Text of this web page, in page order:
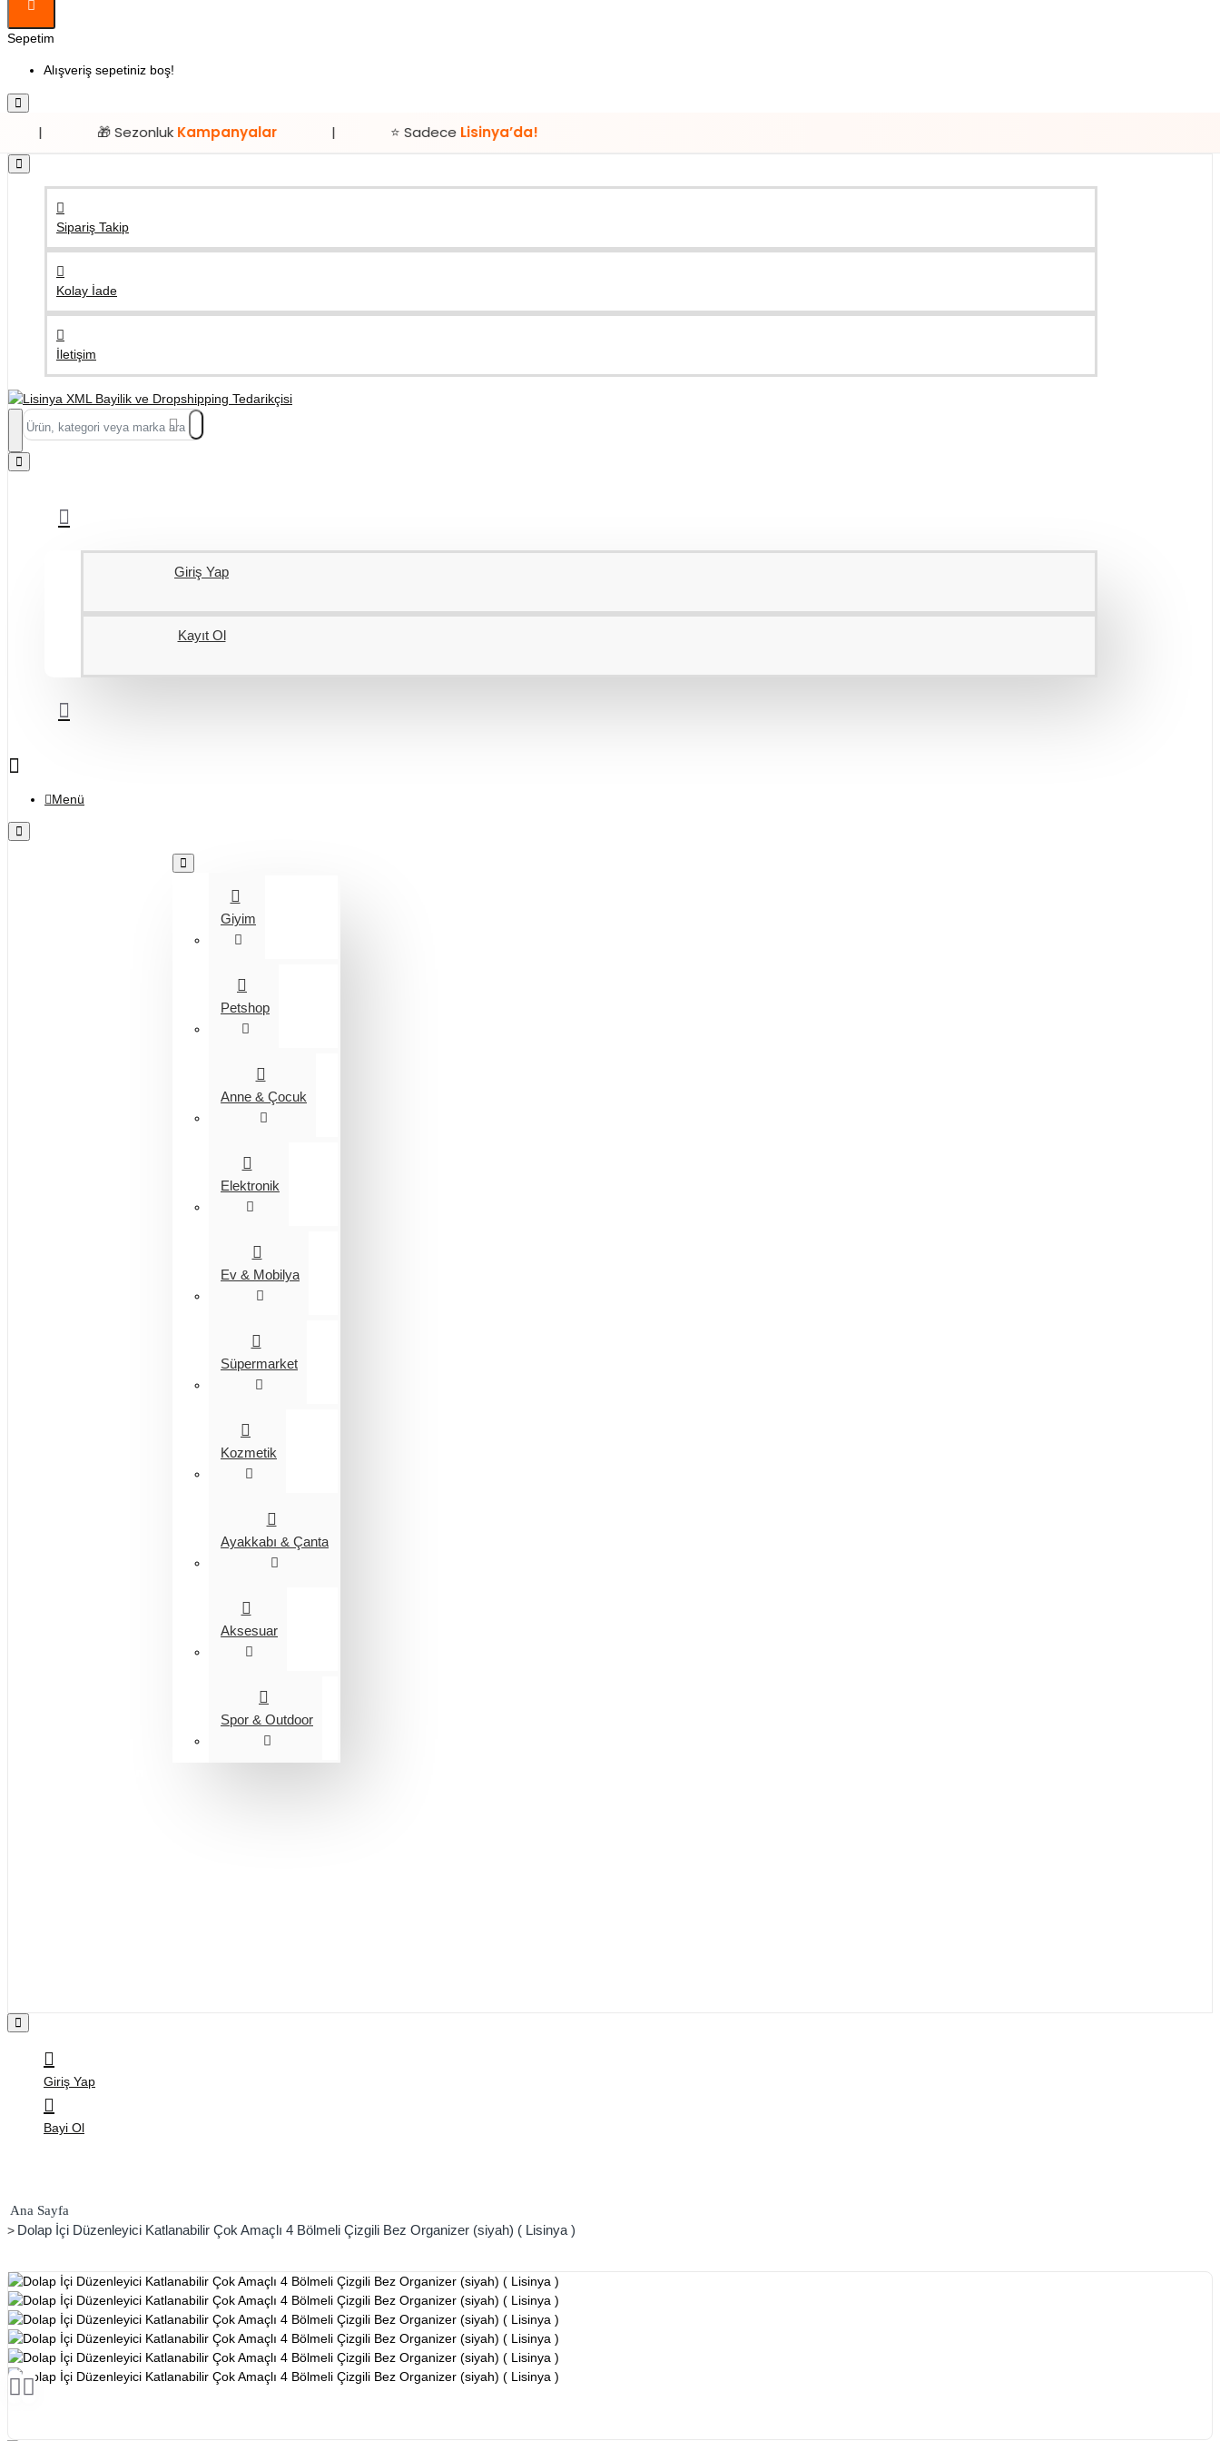
Sepetim
Alışveriş sepetiniz boş!
🎁 Sezonluk Kampanyalar | ⭐ Sadece Lisinya’da!
Sipariş Takip
Kolay İade
İletişim
Ürün,
kategori
veya
marka
Giriş Yap
Kayıt Ol
Menü
Giyim
Petshop
Anne & Çocuk
Elektronik
Ev & Mobilya
Süpermarket
Kozmetik
Ayakkabı & Çanta
Aksesuar
Spor & Outdoor
Giriş Yap
Bayi Ol
Dolap İçi Düzenleyici Katlanabilir Çok Amaçlı 4 Bölmeli Çizgili Bez Organizer (siyah) ( Lisinya )